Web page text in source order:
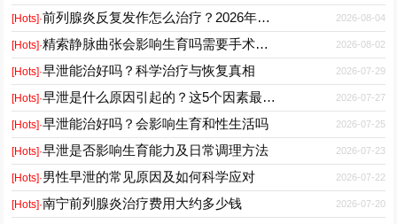
[Hots]·前列腺炎反复发作怎么治疗？2026年科学用药与日常护理指南 2026-08-04
[Hots]·精索静脉曲张会影响生育吗需要手术吗能自愈吗 2026-08-02
[Hots]·早泄能治好吗？科学治疗与恢复真相 2026-07-29
[Hots]·早泄是什么原因引起的？这5个因素最常见 2026-07-27
[Hots]·早泄能治好吗？会影响生育和性生活吗 2026-07-25
[Hots]·早泄是否影响生育能力及日常调理方法 2026-07-23
[Hots]·男性早泄的常见原因及如何科学应对 2026-07-22
[Hots]·南宁前列腺炎治疗费用大约多少钱 2026-07-20